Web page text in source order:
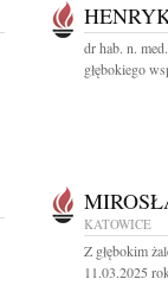
dr hab. n.
głębokiego
KATOWICE
Z głębokim
11.03.2025